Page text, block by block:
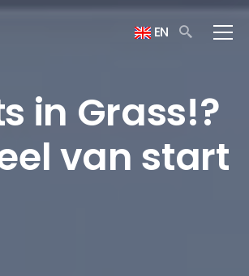
EN
in Grass!?
van start